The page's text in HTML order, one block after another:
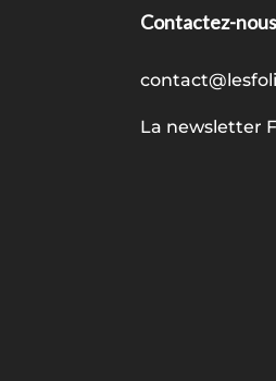
Contactez-nous
La newsletter